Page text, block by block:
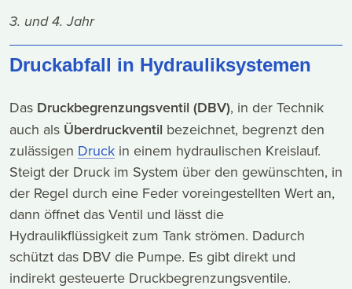
3. und 4. Jahr
Druckabfall in Hydrauliksystemen
Das Druckbegrenzungsventil (DBV), in der Technik
auch als Überdruckventil bezeichnet, begrenzt den
zulässigen Druck in einem hydraulischen Kreislauf.
Steigt der Druck im System über den gewünschten, in
der Regel durch eine Feder voreingestellten Wert an,
dann öffnet das Ventil und lässt die
Hydraulikflüssigkeit zum Tank strömen. Dadurch
schützt das DBV die Pumpe. Es gibt direkt und
indirekt gesteuerte Druckbegrenzungsventile.